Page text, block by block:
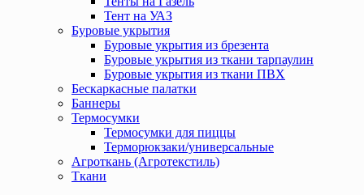
Тент на УАЗ
Буровые укрытия
Буровые укрытия из брезента
Буровые укрытия из ткани тарпаулин
Буровые укрытия из ткани ПВХ
Бескаркасные палатки
Баннеры
Термосумки
Термосумки для пиццы
Терморюкзаки/универсальные
Агроткань (Агротекстиль)
Ткани